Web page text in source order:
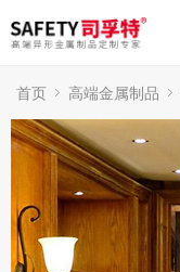
首页 高端金属制品